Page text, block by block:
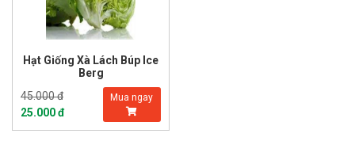
Hạt Giống Xà Lách Búp Ice
Berg
45.000 đ
25.000 đ
Mua ngay